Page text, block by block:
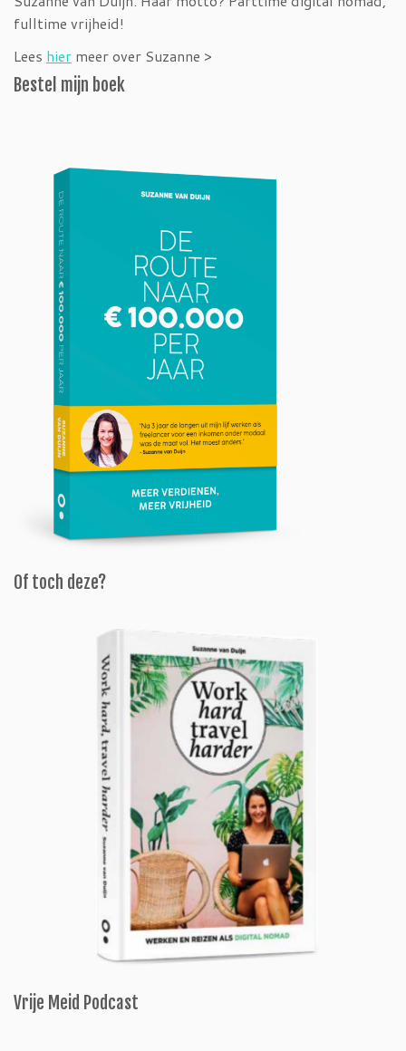
fulltime vrijheid!
Lees hier meer over Suzanne >
Bestel mijn boek
Of toch deze?
Vrije Meid Podcast